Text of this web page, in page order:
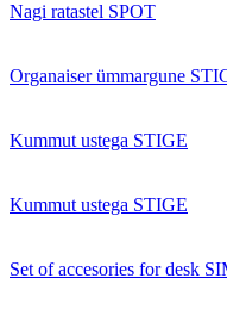
Nagi ratastel SPOT
Organaiser ümmargune
Kummut ustega STIGE
Kummut ustega STIGE
Set of accesories for desk